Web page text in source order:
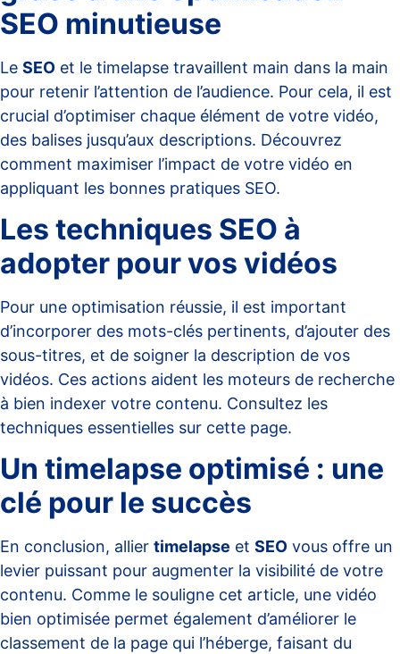
SEO minutieuse
Le SEO et le timelapse travaillent main dans la main
pour retenir l’attention de l’audience. Pour cela, il est
crucial d’optimiser chaque élément de votre vidéo,
des balises jusqu’aux descriptions. Découvrez
comment maximiser l’impact de votre vidéo en
appliquant les bonnes pratiques SEO.
Les techniques SEO à
adopter pour vos vidéos
Pour une optimisation réussie, il est important
d’incorporer des mots-clés pertinents, d’ajouter des
sous-titres, et de soigner la description de vos
vidéos. Ces actions aident les moteurs de recherche
à bien indexer votre contenu. Consultez les
techniques essentielles sur cette page.
Un timelapse optimisé : une
clé pour le succès
En conclusion, allier timelapse et SEO vous offre un
levier puissant pour augmenter la visibilité de votre
contenu. Comme le souligne cet article, une vidéo
bien optimisée permet également d’améliorer le
classement de la page qui l’héberge, faisant du